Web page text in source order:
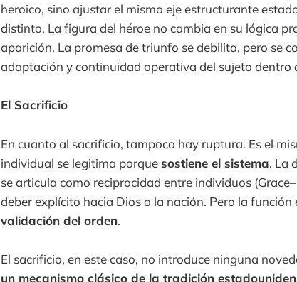
heroico, sino ajustar el mismo eje estructurante
distinto. La figura del héroe no cambia en su lógica
aparición. La promesa de triunfo se debilita, pero se
adaptación y continuidad operativa del sujeto dentro
El Sacrificio
En cuanto al sacrificio, tampoco hay ruptura. Es el
individual se legitima porque sostiene el sistema. La
se articula como reciprocidad entre individuos
deber explícito hacia Dios o la nación. Pero la
validación del orden.
El sacrificio, en este caso, no introduce ninguna
un mecanismo clásico de la tradición